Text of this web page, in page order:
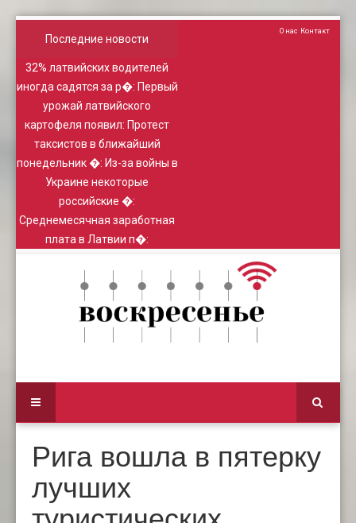
Последние новости
32% латвийских водителей
иногда садятся за р�: Первый
урожай латвийского
картофеля появил: Протест
таксистов в ближайший
понедельник �: Из-за войны в
Украине некоторые
российские �:
Среднемесячная заработная
плата в Латвии п�:
О нас Контакт
Рига вошла в пятерку
лучших